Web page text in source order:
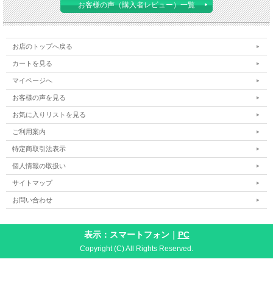
お客様の声（購入者レビュー）一覧
お店のトップへ戻る
カートを見る
マイページへ
お客様の声を見る
お気に入りリストを見る
ご利用案内
特定商取引法表示
個人情報の取扱い
サイトマップ
お問い合わせ
表示：スマートフォン｜ PC
Copyright (C) All Rights Reserved.